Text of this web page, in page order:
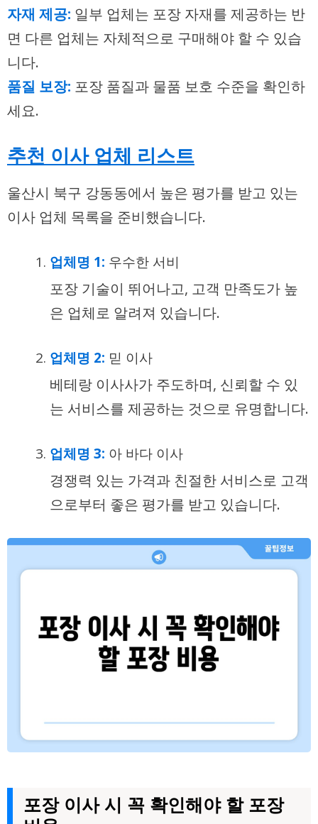
자재 제공: 일부 업체는 포장 자재를 제공하는 반
면 다른 업체는 자체적으로 구매해야 할 수 있습
니다.
품질 보장: 포장 품질과 물품 보호 수준을 확인하
세요.
추천 이사 업체 리스트
울산시 북구 강동동에서 높은 평가를 받고 있는
이사 업체 목록을 준비했습니다.
업체명 1: 우수한 서비
포장 기술이 뛰어나고, 고객 만족도가 높
은 업체로 알려져 있습니다.
업체명 2: 믿 이사
베테랑 이사사가 주도하며, 신뢰할 수 있
는 서비스를 제공하는 것으로 유명합니다.
업체명 3: 아 바다 이사
경쟁력 있는 가격과 친절한 서비스로 고객
으로부터 좋은 평가를 받고 있습니다.
포장 이사 시 꼭 확인해야 할 포장